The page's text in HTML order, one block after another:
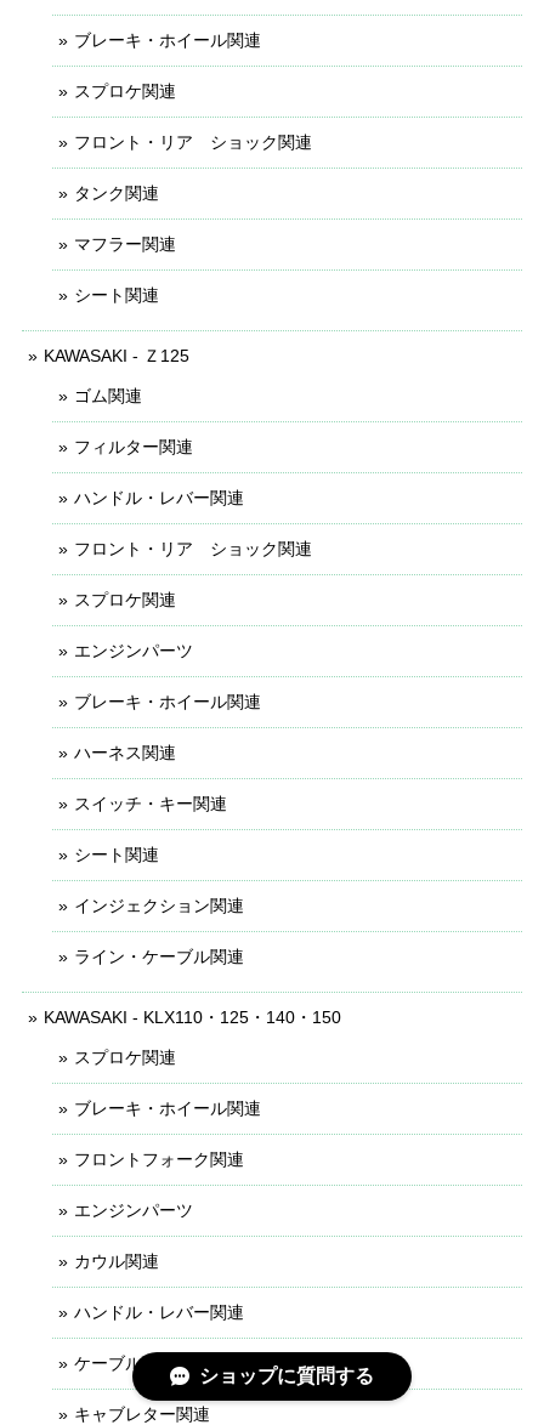
ブレーキ・ホイール関連
スプロケ関連
フロント・リア ショック関連
タンク関連
マフラー関連
シート関連
KAWASAKI - Ｚ125
ゴム関連
フィルター関連
ハンドル・レバー関連
フロント・リア ショック関連
スプロケ関連
エンジンパーツ
ブレーキ・ホイール関連
ハーネス関連
スイッチ・キー関連
シート関連
インジェクション関連
ライン・ケーブル関連
KAWASAKI - KLX110・125・140・150
スプロケ関連
ブレーキ・ホイール関連
フロントフォーク関連
エンジンパーツ
カウル関連
ハンドル・レバー関連
ケーブル・ライン関連
キャブレター関連
ショップに質問する